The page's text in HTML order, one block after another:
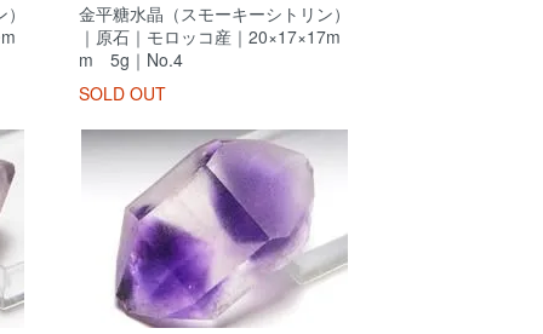
金平糖水晶（スモーキーシトリン）
｜原石｜モロッコ産｜20×17×17m
m 5g｜No.4
SOLD OUT